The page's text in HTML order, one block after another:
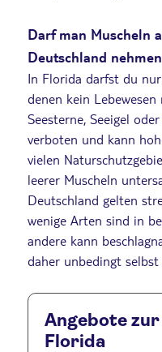
Darf man Muscheln
Deutschland
In Florida darfst du
denen kein
Seesterne, Seeigel
verboten und kann
vielen
leerer Muscheln
Deutschland gelten
wenige Arten sind in
andere kann
daher unbedingt
Angebote
Florida